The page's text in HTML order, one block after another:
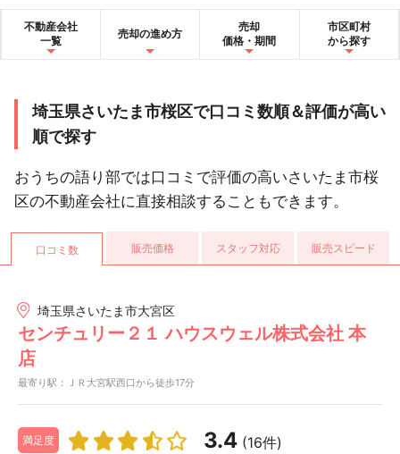
不動産会社
一覧
売却の進め方
売却
価格・期間
市区町村
から探す
埼玉県さいたま市桜区で口コミ数順＆評価が高い
順で探す
おうちの語り部では口コミで評価の高いさいたま市桜
区の不動産会社に直接相談することもできます。
口コミ数 販売価格 スタッフ対応 販売スピード
埼玉県さいたま市大宮区
センチュリー２１ ハウスウェル株式会社 本
店
最寄り駅：ＪＲ大宮駅西口から徒歩17分
満足度 3.4 (16件)